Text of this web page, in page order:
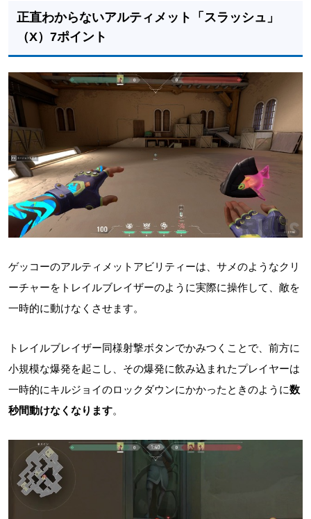
正直わからないアルティメット「スラッシュ」
（X）7ポイント
ゲッコーのアルティメットアビリティーは、サメのようなクリ
ーチャーをトレイルブレイザーのように実際に操作して、敵を
一時的に動けなくさせます。
トレイルブレイザー同様射撃ボタンでかみつくことで、前方に
小規模な爆発を起こし、その爆発に飲み込まれたプレイヤーは
一時的にキルジョイのロックダウンにかかったときのように数
秒間動けなくなります。